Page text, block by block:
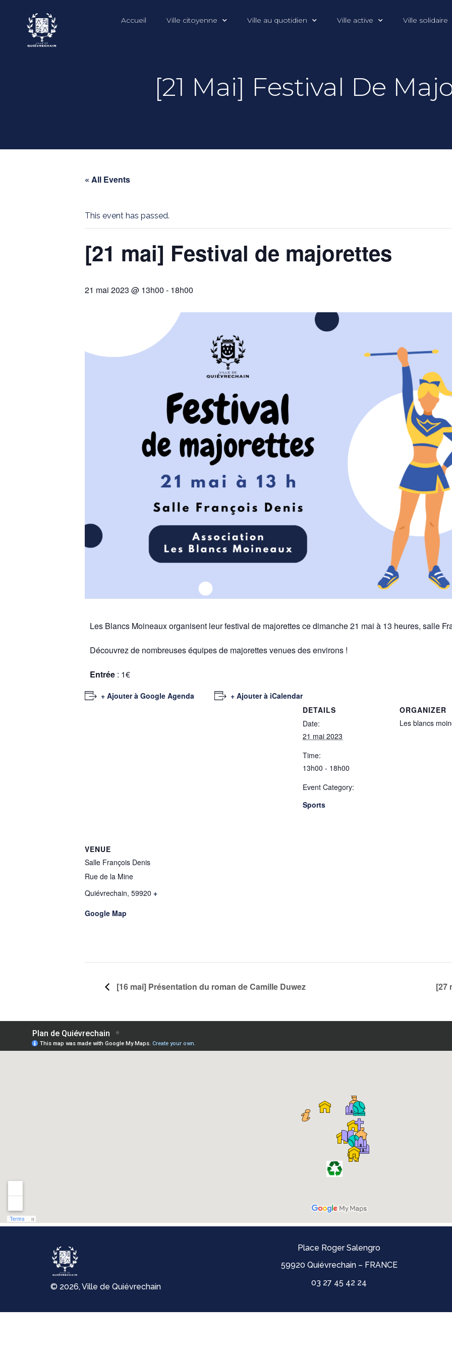
Accueil Ville citoyenne Ville au quotidien Ville active Ville solidaire
[21 Mai] Festival De
« All Events
This event has passed.
[21 mai] Festival de majorettes
21 mai 2023 @ 13h00 - 18h00
Les Blancs Moineaux organisent leur festival de majorettes ce dimanche 21 mai à 13 heures, salle
Découvrez de nombreuses équipes de majorettes venues des environs !
Entrée : 1€
+ Ajouter à Google Agenda
+ Ajouter à iCalendar
DETAILS
Date:
21 mai 2023
Time:
13h00 - 18h00
Event Category:
Sports
ORGANIZER
Les blancs
VENUE
Salle François Denis
Rue de la Mine
Quiévrechain, 59920 +
Google Map
[16 mai] Présentation du roman de Camille Duwez [27
© 2026, Ville de Quiévrechain
Place Roger Salengro
59920 Quiévrechain – FRANCE
03 27 45 42 24